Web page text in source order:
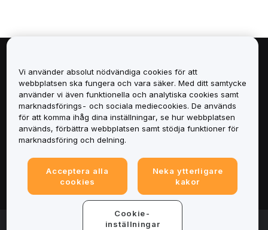
Tjänster
Support
© 2025-2026 Bybit.eu. Alla rättigheter förbehålls.
Vi använder absolut nödvändiga cookies för att
webbplatsen ska fungera och vara säker. Med ditt samtycke
använder vi även funktionella och analytiska cookies samt
marknadsförings- och sociala mediecookies. De används
för att komma ihåg dina inställningar, se hur webbplatsen
används, förbättra webbplatsen samt stödja funktioner för
marknadsföring och delning.
Acceptera alla
cookies
Neka ytterligare
kakor
Cookie-
inställningar